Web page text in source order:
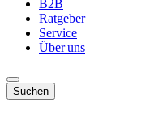
B2B
Ratgeber
Service
Über uns
Suchen